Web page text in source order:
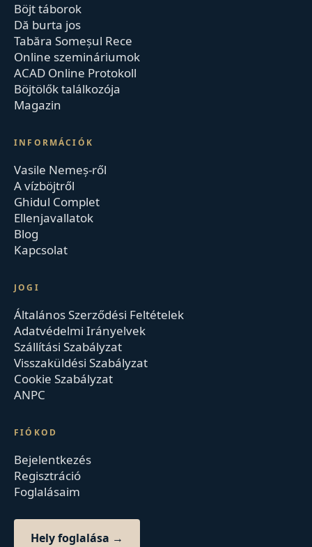
Böjt táborok
Dă burta jos
Tabăra Someșul Rece
Online szemináriumok
ACAD Online Protokoll
Böjtölők találkozója
Magazin
INFORMÁCIÓK
Vasile Nemeș-ről
A vízböjtről
Ghidul Complet
Ellenjavallatok
Blog
Kapcsolat
JOGI
Általános Szerződési Feltételek
Adatvédelmi Irányelvek
Szállítási Szabályzat
Visszaküldési Szabályzat
Cookie Szabályzat
ANPC
FIÓKOD
Bejelentkezés
Regisztráció
Foglalásaim
Hely foglalása →